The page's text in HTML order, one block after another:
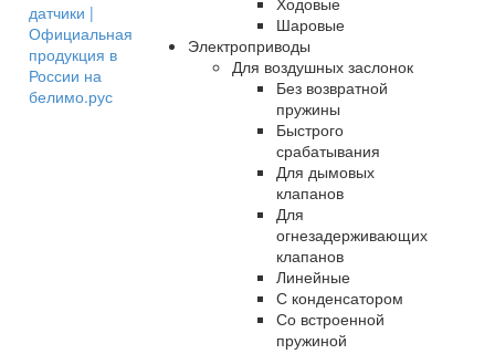
Шаровые
Электроприводы
Для воздушных заслонок
Без возвратной
пружины
Быстрого
срабатывания
Для дымовых
клапанов
Для
огнезадерживающих
клапанов
Линейные
С конденсатором
Со встроенной
пружиной